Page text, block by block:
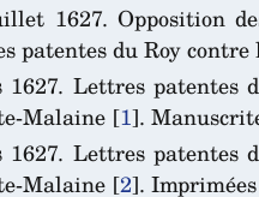
1627. Opposition
patentes du Roy
1627. Lettres patentes
Malaine [1].
1627. Lettres patentes
Malaine [2]. Imprimées